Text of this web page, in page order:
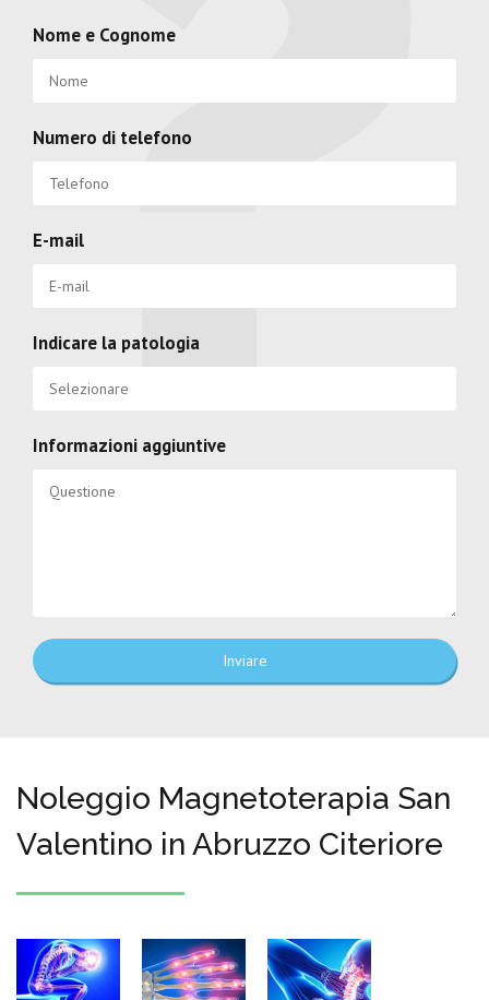
Nome e Cognome
Numero di telefono
E-mail
Indicare la patologia
Informazioni aggiuntive
Inviare
Noleggio Magnetoterapia San
Valentino in Abruzzo Citeriore